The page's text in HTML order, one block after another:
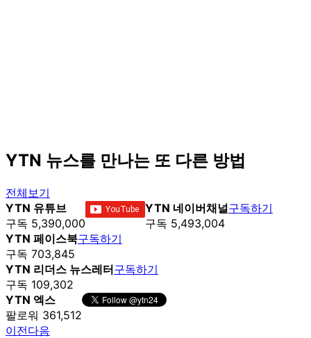
YTN 뉴스를 만나는 또 다른 방법
전체보기
YTN 유튜브
구독 5,390,000
YTN 네이버채널
구독 5,493,004
구독하기
YTN 페이스북
구독 703,845
구독하기
YTN 리더스 뉴스레터
구독 109,302
구독하기
YTN 엑스
팔로워 361,512
이전다음